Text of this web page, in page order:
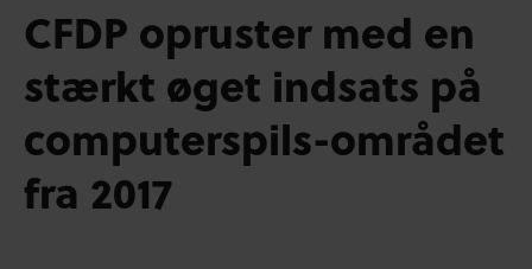
CFDP opruster med en
stærkt øget indsats på
computerspils-området
fra 2017